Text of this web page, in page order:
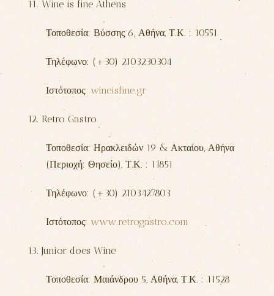
11. Wine is fine Athens
Τοποθεσία: Βύσσης 6, Αθήνα, Τ.Κ. : 10551
Τηλέφωνο: (+30) 2103230304
Ιστότοπος: wineisfine.gr
12. Retro Gastro
Τοποθεσία: Ηρακλειδών 19 & Ακταίου, Αθήνα
(Περιοχή: Θησείο), Τ.Κ. : 11851
Τηλέφωνο: (+30) 2103427803
Ιστότοπος: www.retrogastro.com
13. Junior does Wine
Τοποθεσία: Μαιάνδρου 5, Αθήνα, Τ.Κ. : 11528